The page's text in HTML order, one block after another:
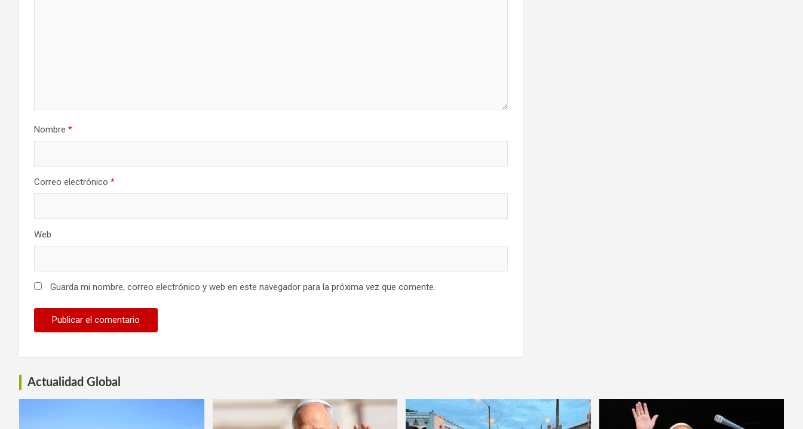
Nombre *
Correo electrónico *
Web
Guarda mi nombre, correo electrónico y web en este navegador para la próxima vez que comente.
Actualidad Global